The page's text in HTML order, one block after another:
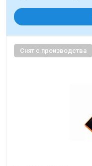
Снят с производства